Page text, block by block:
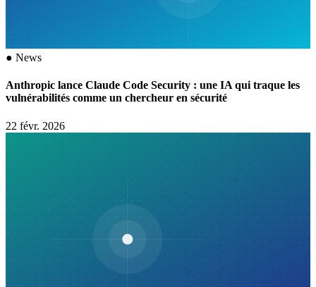
● News
Anthropic lance Claude Code Security : une IA qui traque les
vulnérabilités comme un chercheur en sécurité
22 févr. 2026